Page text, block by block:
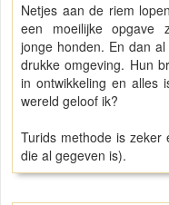
Netjes aan de riem
een moeilijke opgave
jonge honden. En dan
drukke omgeving. Hun
in ontwikkeling en alles
wereld geloof ik?
Turids methode is
die al gegeven is).